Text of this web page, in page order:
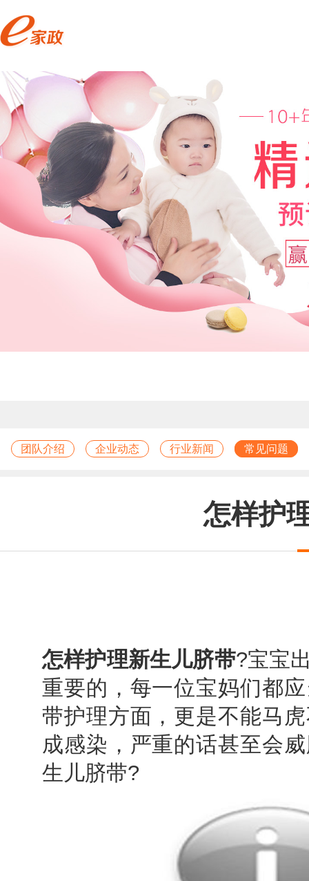
团队介绍 企业动态 行业新闻 常见问题
怎样护
怎样护理新生儿脐带?宝宝
重要的，每一位宝妈们都
带护理方面，更是不能马
成感染，严重的话甚至会
生儿脐带?